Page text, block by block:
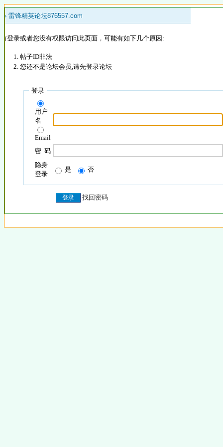
» 雷锋精英论坛876557.com
登录或者您没有权限访问此页面，可能有如下几个原因:
帖子ID非法
您还不是论坛会员,请先登录论坛
登录
用户
名
Email
密 码
隐身
登录
是 否
找回密码